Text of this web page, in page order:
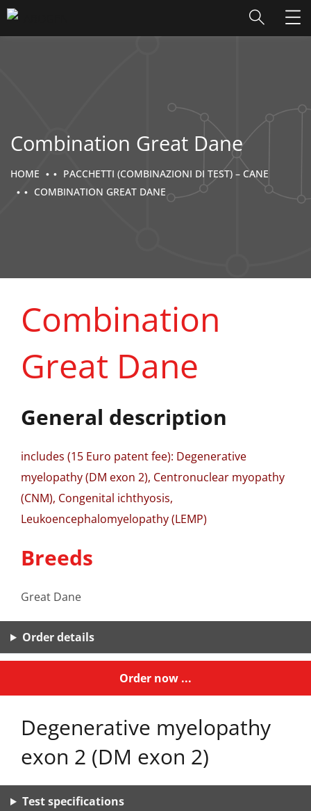
Combination Great Dane
HOME
PACCHETTI (COMBINAZIONI DI TEST) – CANE
COMBINATION GREAT DANE
Combination
Great Dane
General description
includes (15 Euro patent fee): Degenerative
myelopathy (DM exon 2), Centronuclear myopathy
(CNM), Congenital ichthyosis,
Leukoencephalomyelopathy (LEMP)
Breeds
Great Dane
Order details
Order now ...
Degenerative myelopathy
exon 2 (DM exon 2)
Test specifications